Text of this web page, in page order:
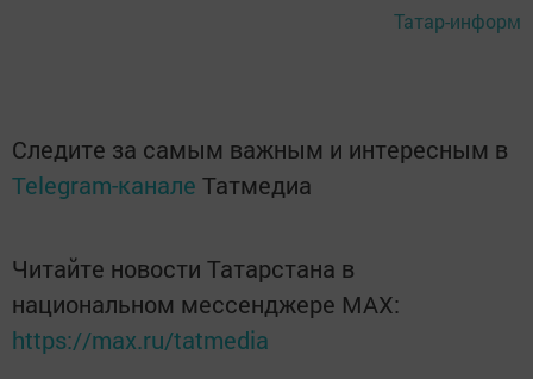
Татар-информ
Следите за самым важным и интересным в
Telegram-канале Татмедиа
Читайте новости Татарстана в
национальном мессенджере MАХ:
https://max.ru/tatmedia